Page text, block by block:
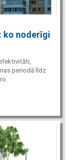
ko noderīgi
periodā līdz